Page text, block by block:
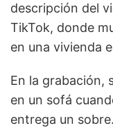
descripción del
TikTok, donde
en una vivienda
En la grabación,
en un sofá
entrega un